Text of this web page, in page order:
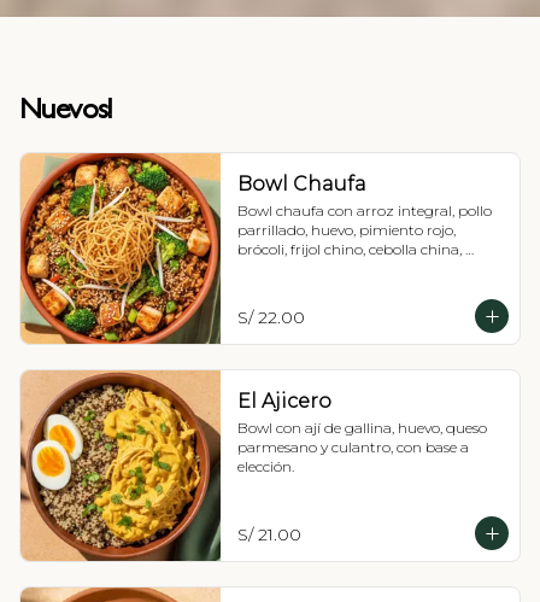
Nuevos!
Bowl Chaufa
Bowl chaufa con arroz integral, pollo
parrillado, huevo, pimiento rojo,
brócoli, frijol chino, cebolla china,
S/ 22.00
El Ajicero
Bowl con ají de gallina, huevo, queso
parmesano y culantro, con base a
elección.
S/ 21.00